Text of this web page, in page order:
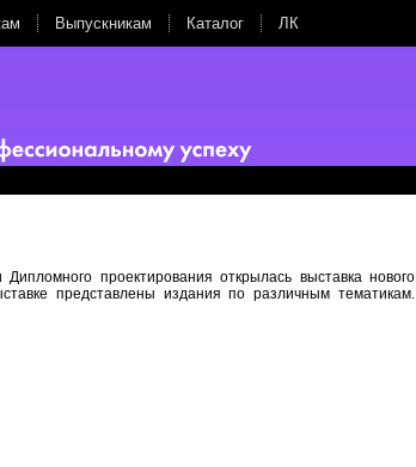
Выпускникам Каталог ЛК
проектирования открылась выставка нового
представлены издания по различным тематикам.